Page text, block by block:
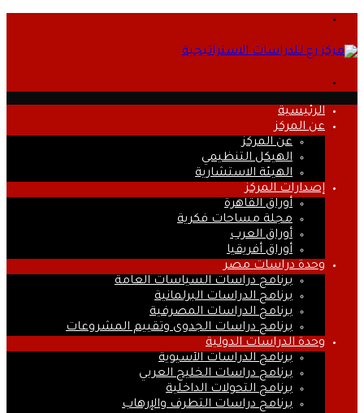
الرئيسية
عن المركز
عن المركز
الهيكل التنظيمي
الهيئة الاستشارية
إصدارات المركز
أوراق القاهرة
مجلة مساحات فكرية
أوراق العرب
أوراق أفريقيا
وحدة دراسات مصر
برنامج دراسات السياسات العامة
برنامج الدراسات البرلمانية
برنامج الدراسات المصرفية
برنامج دراسات الجدوى وتقييم المشروعات
وحدة الدراسات الدولية
برنامج الدراسات الآسيوية
برنامج دراسات الخليج العربي
برنامج التحولات الداخلية
برنامج دراسات التطرف والإرهاب